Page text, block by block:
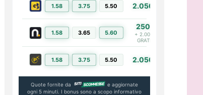
1.58 3.75 5.50 2.050€
1.58 3.65 5.60
250€
+ 2.000€
GRATIS
1.58 3.75 5.50 2.050€
Quote fornite da
e aggiornate
ogni 5 minuti. I bonus sono a scopo informativo